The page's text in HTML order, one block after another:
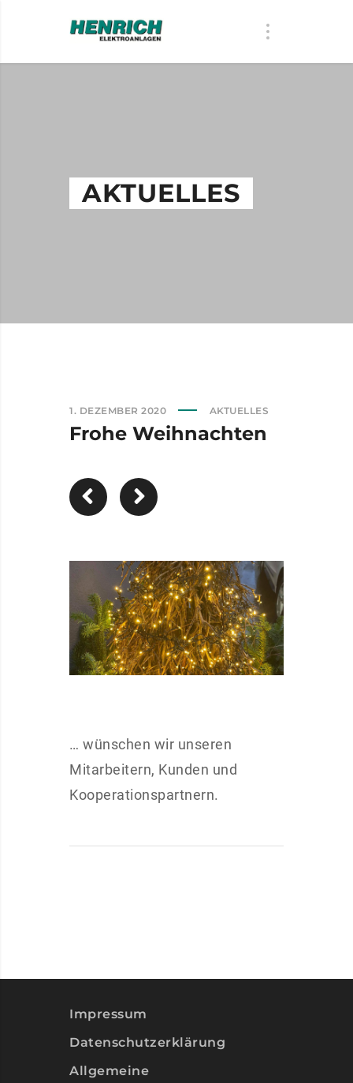
AKTUELLES
1. DEZEMBER 2020 AKTUELLES
Frohe Weihnachten
… wünschen wir unseren
Mitarbeitern, Kunden und
Kooperationspartnern.
Impressum
Datenschutzerklärung
Allgemeine